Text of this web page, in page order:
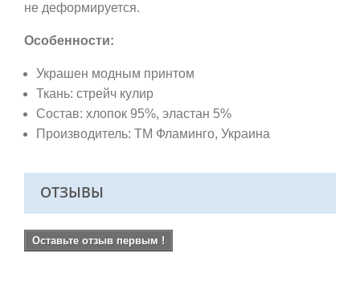
не деформируется.
Особенности:
Украшен модным принтом
Ткань: стрейч кулир
Состав: хлопок 95%, эластан 5%
Производитель: ТМ Фламинго, Украина
ОТЗЫВЫ
Оставьте отзыв первым !